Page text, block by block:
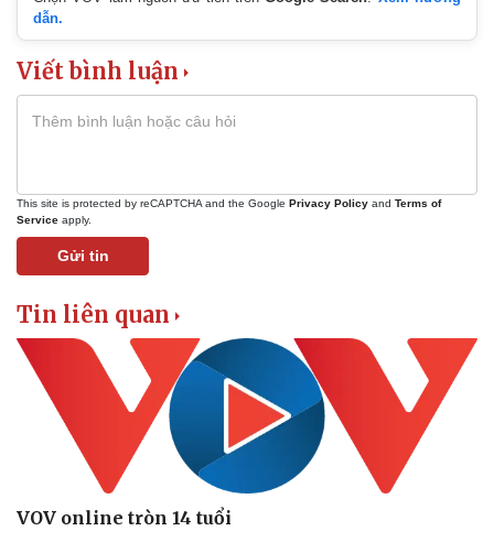
Pháp luật
dẫn.
Viết bình luận
This site is protected by reCAPTCHA and the Google Privacy Policy and Terms of
Service apply.
Gửi tin
Tin liên quan
VOV online tròn 14 tuổi